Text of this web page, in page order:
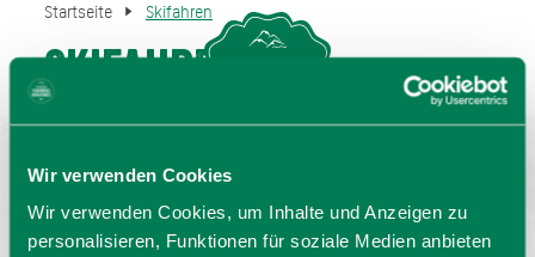
Wir verwenden Cookies
Wir verwenden Cookies, um Inhalte und Anzeigen zu
personalisieren, Funktionen für soziale Medien anbieten
Startseite Skifahren
Skifahren
GASTGEBERSUCHE